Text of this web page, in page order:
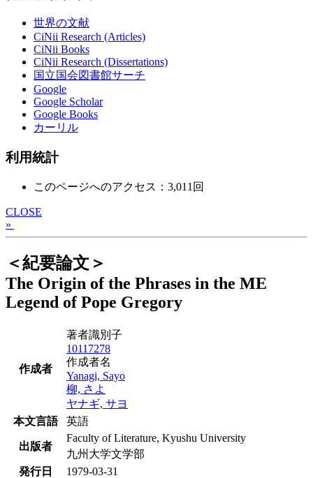
世界の文献
CiNii Research (Articles)
CiNii Books
CiNii Research (Dissertations)
国立国会図書館サーチ
Google
Google Scholar
Google Books
カーリル
利用統計
このページへのアクセス：3,011回
CLOSE
»
＜紀要論文＞
The Origin of the Phrases in the ME
Legend of Pope Gregory
作成者
著者識別子
10117278
作成者名
Yanagi, Sayo
柳, さよ
ヤナギ, サヨ
本文言語
英語
出版者
Faculty of Literature, Kyushu University
九州大学文学部
発行日
1979-03-31